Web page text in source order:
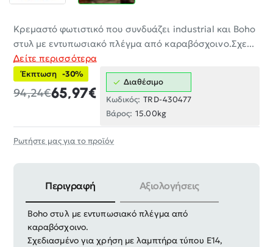
Κρεμαστό φωτιστικό που συνδυάζει industrial και Boho
στυλ με εντυπωσιακό πλέγμα από καραβόσχοινο.Σχε...
Δείτε περισσότερα
Έκπτωση -30%
65,97€
94,24€
Διαθέσιμο
Κωδικός: TRD-430477
Βάρος: 15.00kg
Ρωτήστε μας για το προϊόν
Περιγραφή Αξιολογήσεις
Κρεμαστό φωτιστικό που συνδυάζει industrial και
Boho στυλ με εντυπωσιακό πλέγμα από
καραβόσχοινο.
Σχεδιασμένο για χρήση με λαμπτήρα τύπου E14,